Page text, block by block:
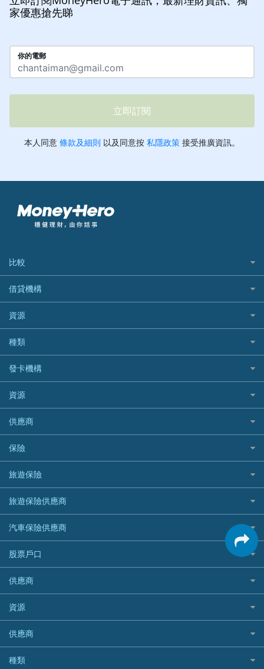
家優惠搶先睇
比較
私人貸款比較
稅季/稅務貸款
網上貸款
結餘轉戶(清卡數貸款)
銀行貸款
財務公司貸款
免入息貸款
免TU貸款
急借錢
緊急貸款比較
最佳小額貸款比較
易批必批貸款
24小時貸款
最佳循環貸款
借貸機構
BEA 東亞銀行
BOC 中國銀行
Cashing Pro 優尚信貸
CCB(Asia) 中國建設銀行 (亞洲)
Citibank 花旗銀行
CNCBI 信銀國際
CreFIT 維信
DBS 星展銀行
DSB 大新銀行
HSBC 滙豐銀行貸款
K Cash 貸款
Mox 銀行
National Resources 中潤物業按揭
OCBC 華僑銀行
PrimeCredit 安信信貸
Promise 邦民日本財務
Rabbit Credit月兔信貸
Standard Chartered 渣打銀行
UA 亞洲聯合財務
資源
如何申請個人貸款
如何管理個人貸款
個人貸款有用資訊
清卡數貸款教學
循環貸款教學
個人化貸款產品推介 🔥全新
供樓利息扣稅
最佳貸款app
種類
網購優惠
精選外幣網購信用卡
尊尚信用卡
公司信用卡
電子錢包信用卡
日本遊信用卡攻略
韓國遊信用卡攻略
台灣遊信用卡攻略
機場貴賓室信用卡
銀聯信用卡
高獎賞信用卡推薦
酒店信用卡
發卡機構
Citibank花旗銀行
AE美國運通
DBS星展銀行
HSBC滙豐銀行
Mox
信銀國際
大新銀行
恒生銀行
Standard Chartered渣打銀行
東亞銀行
SIM
Airwallex信用卡
資源
Black Friday優惠
淘寶付款方式
一田購物優惠日
SOGO感謝祭
HKTVmall優惠碼
交稅優惠
酒店優惠碼
機票優惠碼
供應商
八達通自動增值信用卡
保險
旅遊保險
汽車保險
家居保險
家傭保險
寵物保險
定期人壽保險
危疾保險
年金資訊
樓宇火險
旅遊保險
日本旅遊保險及資訊
泰國旅遊保險及資訊
台灣旅遊保險及資訊
韓國旅遊保險及資訊
歐洲旅遊保險及資訊
越南旅遊保險及資訊
澳洲旅遊保險及資訊
長者嘆世界
家庭親子遊
旅遊保險供應商
AXA 安盛
AIG 美亞
Allianz 安聯
Allied World 世聯
Avo
中國銀行
Bolttech 保特
Blue Cross 藍十字
中國平安
汽車保險供應商
大新汽車保險
中銀汽車保險
Allianz安聯汽車保險
bolttech保障汽車保險
Zurich蘇黎世汽車保險
QBE昆士蘭汽車保險
平安汽車保險
股票戶口
富途證券
IB盈透證券
老虎證券
uSMART 盈立證券
華盛証券
長橋證券
供應商
富途牛牛好唔好？
Webull微牛證券好唔好？
Longbridge長橋證券好唔好？
老虎證券好唔好？
資源
股票戶口開戶
證券行邊間好？
港股5隻高息ETF精選
供應商
銀行戶口比較
種類